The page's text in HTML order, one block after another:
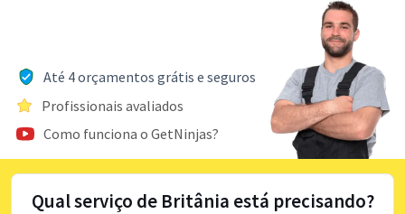
Até 4 orçamentos grátis e seguros
Profissionais avaliados
Como funciona o GetNinjas?
Qual serviço de Britânia está precisando?